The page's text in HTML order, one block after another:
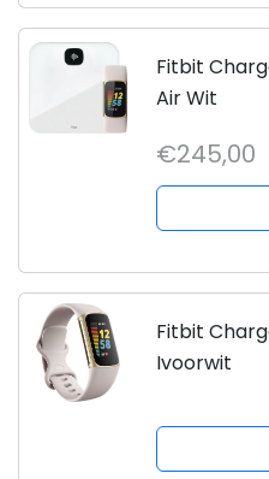
Fitbit
Air Wit
€245,00
Fitbit
Ivoorwit